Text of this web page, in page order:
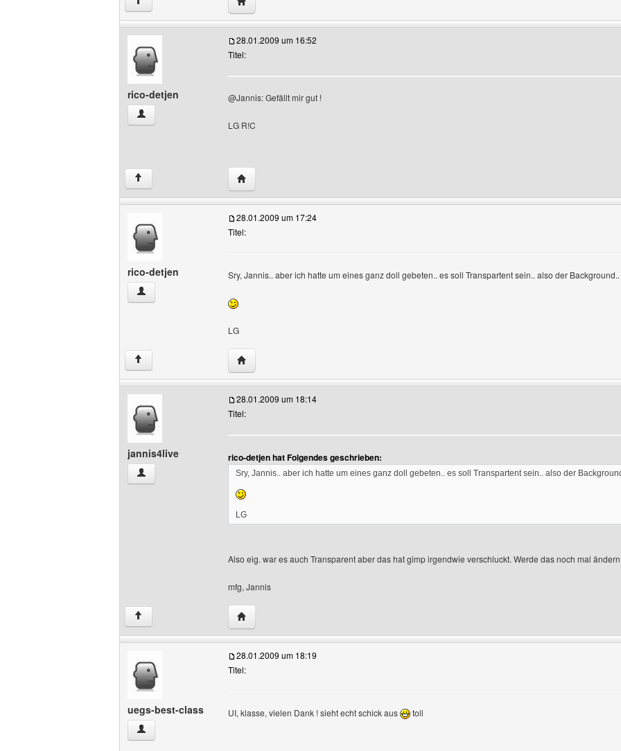
rico-detjen
rico-detjen Benutzer-Profile anzeigen
28.01.2009 um 16:52
Titel:
@Jannis: Gefällt mir gut !
LG R!C
↑ Website dieses Benutzers besuchen: rico-detjen
rico-detjen
rico-detjen Benutzer-Profile anzeigen
28.01.2009 um 17:24
Titel:
Sry, Jannis.. aber ich hatte um eines ganz doll gebeten.. es soll Transpartent sein.. also der Background..
LG
↑ Website dieses Benutzers besuchen: rico-detjen
jannis4live
jannis4live Benutzer-Profile anzeigen
28.01.2009 um 18:14
Titel:
rico-detjen hat Folgendes geschrieben:
Sry, Jannis.. aber ich hatte um eines ganz doll gebeten.. es soll Transpartent sein.. also der
LG
Also eig. war es auch Transparent aber das hat gimp irgendwie verschluckt. Werde das noch mal ändern.
mfg, Jannis
↑ Website dieses Benutzers besuchen: jannis4live
uegs-best-class
uegs-best-class Benutzer-Profile anzeigen
28.01.2009 um 18:19
Titel:
UI, klasse, vielen Dank ! sieht echt schick aus toll